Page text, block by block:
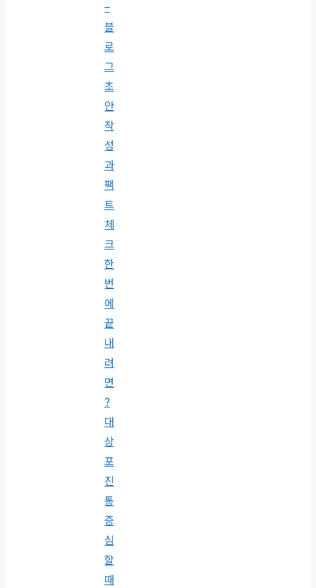
–
블
로
그
초
안
작
성
과
팩
트
체
크
한
번
에
끝
내
려
면
?
대
상
포
진
통
증
심
할
때